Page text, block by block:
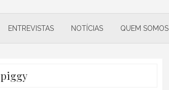
ENTREVISTAS NOTÍCIAS QUEM SOMOS
piggy